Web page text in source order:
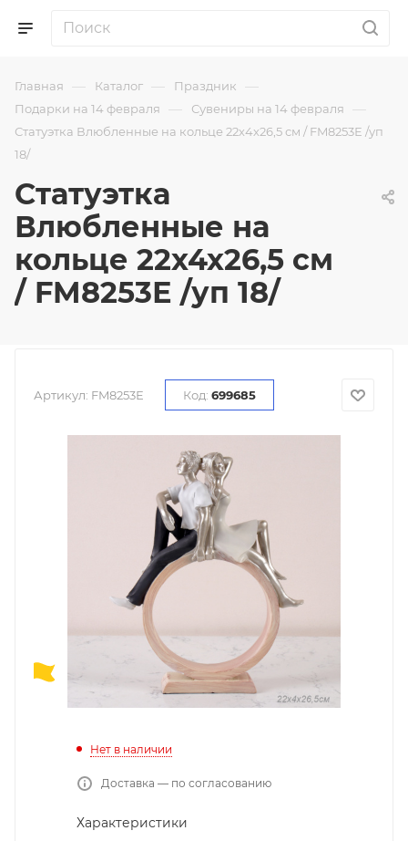
Главная — Каталог — Праздник —
Подарки на 14 февраля — Сувениры на 14 февраля —
Статуэтка Влюбленные на кольце 22х4х26,5 см / FM8253Е /уп
18/
Статуэтка
Влюбленные на
кольце 22х4х26,5 см
/ FM8253Е /уп 18/
Артикул: FM8253Е Код: 699685
Нет в наличии
Доставка — по согласованию
Характеристики